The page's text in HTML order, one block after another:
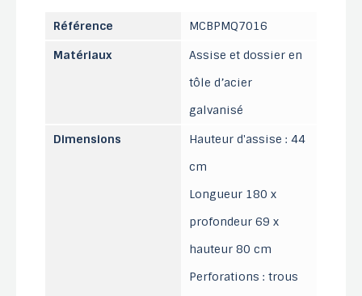
Référence
MCBPMQ7016
Matériaux
Assise et dossier en
tôle d’acier
galvanisé
Dimensions
Hauteur d'assise : 44
cm
Longueur 180 x
profondeur 69 x
hauteur 80 cm
Perforations : trous